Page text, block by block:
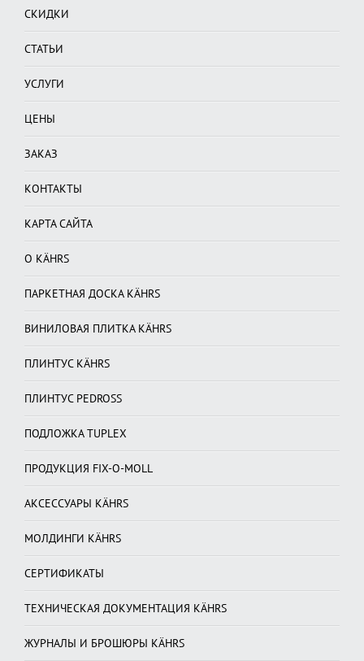
СКИДКИ
СТАТЬИ
УСЛУГИ
ЦЕНЫ
ЗАКАЗ
КОНТАКТЫ
КАРТА САЙТА
О KÄHRS
ПАРКЕТНАЯ ДОСКА KÄHRS
ВИНИЛОВАЯ ПЛИТКА KÄHRS
ПЛИНТУС KÄHRS
ПЛИНТУС PEDROSS
ПОДЛОЖКА TUPLEX
ПРОДУКЦИЯ FIX-O-MOLL
АКСЕССУАРЫ KÄHRS
МОЛДИНГИ KÄHRS
СЕРТИФИКАТЫ
ТЕХНИЧЕСКАЯ ДОКУМЕНТАЦИЯ KÄHRS
ЖУРНАЛЫ И БРОШЮРЫ KÄHRS